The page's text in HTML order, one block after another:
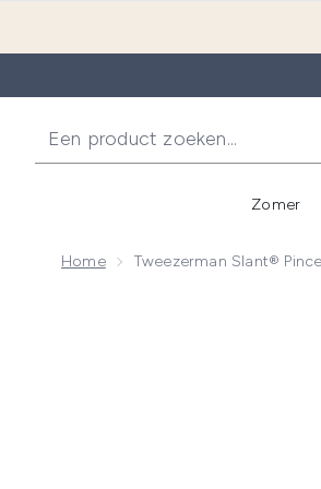
Zomer
Home Tweezerman Slant®